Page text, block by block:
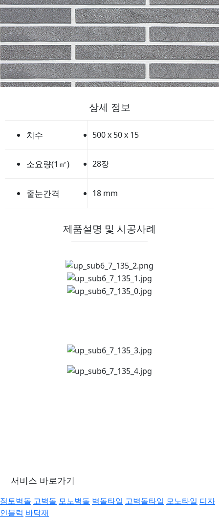
상세 정보
치수 500 x 50 x 15
소요량(1㎡) 28장
줄눈간격 18 mm
제품설명 및 시공사례
서비스 바로가기
점토벽돌 고벽돌 모노벽돌 벽돌타일 고벽돌타일 모노타일 디자
인블럭 바닥재